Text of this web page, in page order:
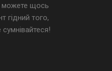
можете щось
гідний того,